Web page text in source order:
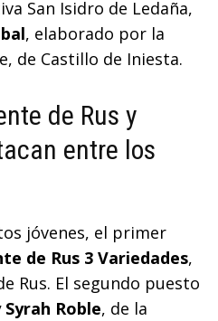
San Isidro de Ledaña,
, elaborado por la
de Castillo de Iniesta.
de Rus y
entre los
jóvenes, el primer
de Rus 3 Variedades,
Rus. El segundo puesto
Roble, de la